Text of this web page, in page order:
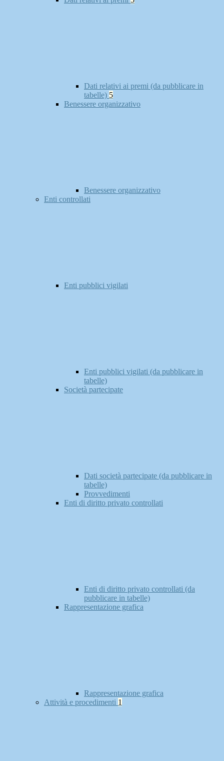
Dati relativi ai premi (da pubblicare in
tabelle) 5
Benessere organizzativo
Benessere organizzativo
Enti controllati
Enti pubblici vigilati
Enti pubblici vigilati (da pubblicare in
tabelle)
Società partecipate
Dati società partecipate (da pubblicare in
tabelle)
Provvedimenti
Enti di diritto privato controllati
Enti di diritto privato controllati (da
pubblicare in tabelle)
Rappresentazione grafica
Rappresentazione grafica
Attività e procedimenti 1